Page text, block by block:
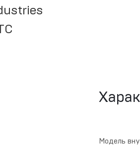
предоставленияМодель